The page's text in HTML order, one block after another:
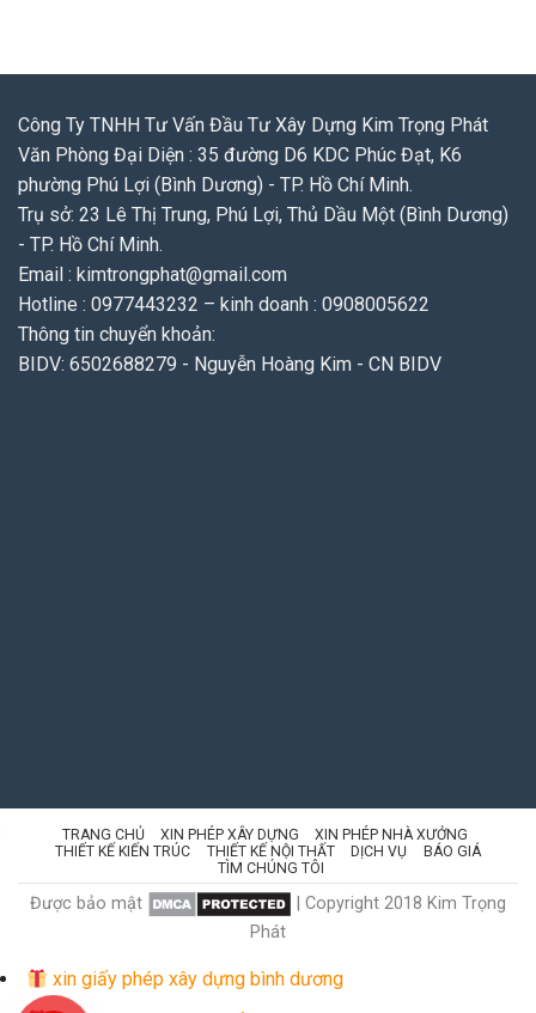
Công Ty TNHH Tư Vấn Đầu Tư Xây Dựng Kim Trọng Phát
Văn Phòng Đại Diện : 35 đường D6 KDC Phúc Đạt, K6
phường Phú Lợi (Bình Dương) - TP. Hồ Chí Minh.
Trụ sở: 23 Lê Thị Trung, Phú Lợi, Thủ Dầu Một (Bình Dương)
- TP. Hồ Chí Minh.
Email : kimtrongphat@gmail.com
Hotline : 0977443232 – kinh doanh : 0908005622
Thông tin chuyển khoản:
BIDV: 6502688279 - Nguyễn Hoàng Kim - CN BIDV
TRANG CHỦ XIN PHÉP XÂY DỰNG
XIN PHÉP NHÀ XƯỞNG
THIẾT KẾ KIẾN TRÚC
THIẾT KẾ NỘI THẤT DỊCH VỤ
BÁO GIÁ
TÌM CHÚNG TÔI
Được bảo mật
| Copyright 2018 Kim Trọng
Phát
xin giấy phép xây dựng bình dương